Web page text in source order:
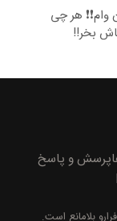
وام❗❗ هر چی
بخر!!
پرسش و پاسخ
بلامانع است.